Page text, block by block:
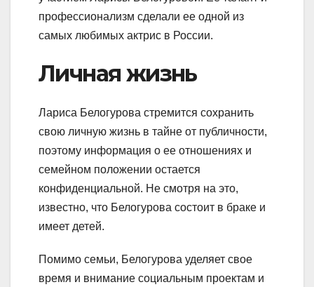
профессионализм сделали ее одной из
самых любимых актрис в России.
Личная жизнь
Лариса Белогурова стремится сохранить
свою личную жизнь в тайне от публичности,
поэтому информация о ее отношениях и
семейном положении остается
конфиденциальной. Не смотря на это,
известно, что Белогурова состоит в браке и
имеет детей.
Помимо семьи, Белогурова уделяет свое
время и внимание социальным проектам и